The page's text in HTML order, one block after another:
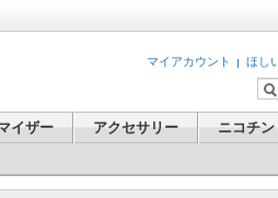
マイアカウント ほし
イザー アクセサリー
ニコチ